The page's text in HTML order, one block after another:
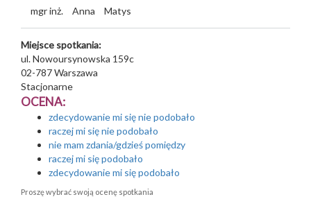
mgr inż. Anna Matys
Miejsce spotkania:
ul. Nowoursynowska 159c
02-787Warszawa
Stacjonarne
OCENA:
zdecydowanie mi się nie podobało
raczej mi się nie podobało
nie mam zdania/gdzieś pomiędzy
raczej mi się podobało
zdecydowanie mi się podobało
Proszę wybrać swoją ocenę spotkania